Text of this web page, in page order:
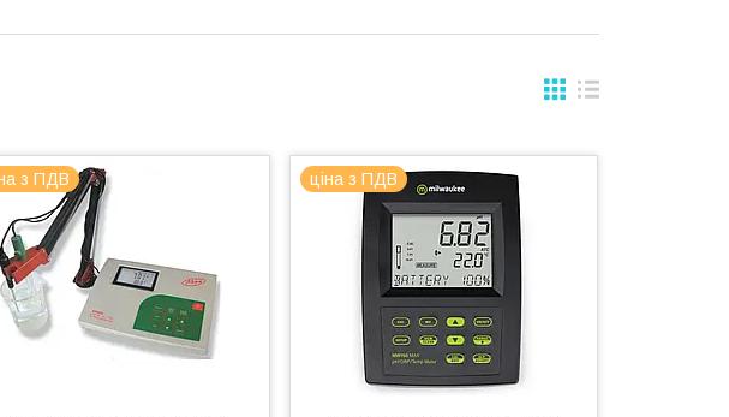
з ПДВ ціна з ПДВ